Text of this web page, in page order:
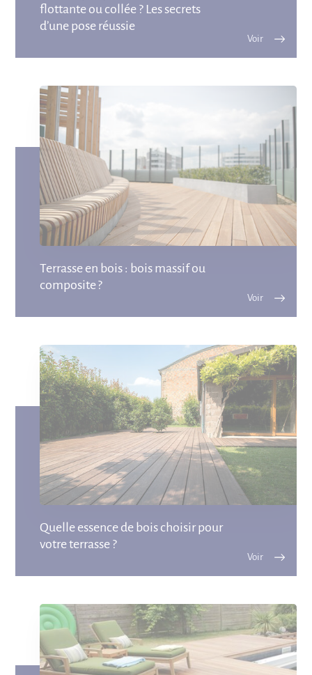
flottante ou collée ? Les secrets
d’une pose réussie
Terrasse en bois : bois massif ou
composite ?
Quelle essence de bois choisir pour
votre terrasse ?